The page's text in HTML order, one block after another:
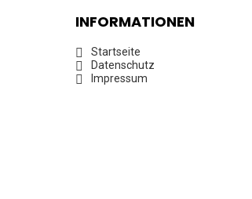
INFORMATIONEN
Startseite
Datenschutz
Impressum